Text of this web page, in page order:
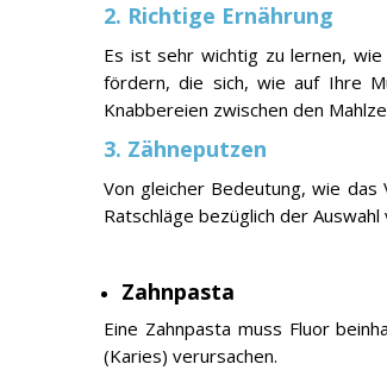
2. Richtige Ernährung
Es ist sehr wichtig zu lernen, wie
fördern, die sich, wie auf Ihre
Knabbereien zwischen den
3. Zähneputzen
Von gleicher Bedeutung, wie
Ratschläge bezüglich der
Zahnpasta
Eine Zahnpasta muss Fluor
(Karies) verursachen.